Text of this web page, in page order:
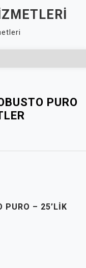
PURO
PURO – 25’LIK